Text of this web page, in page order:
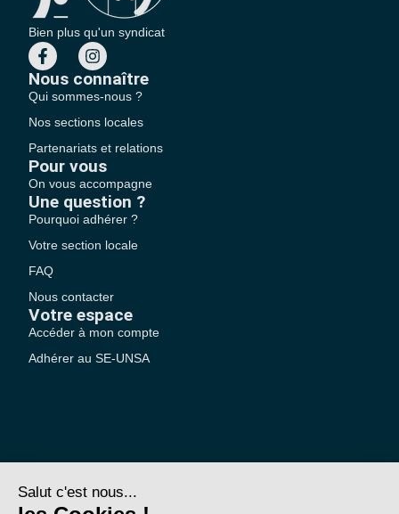
Bien plus qu'un syndicat
Nous connaître
Qui sommes-nous ?
Nos sections locales
Partenariats et relations
Pour vous
On vous accompagne
Une question ?
Pourquoi adhérer ?
Votre section locale
FAQ
Nous contacter
Votre espace
Accéder à mon compte
Adhérer au SE-UNSA